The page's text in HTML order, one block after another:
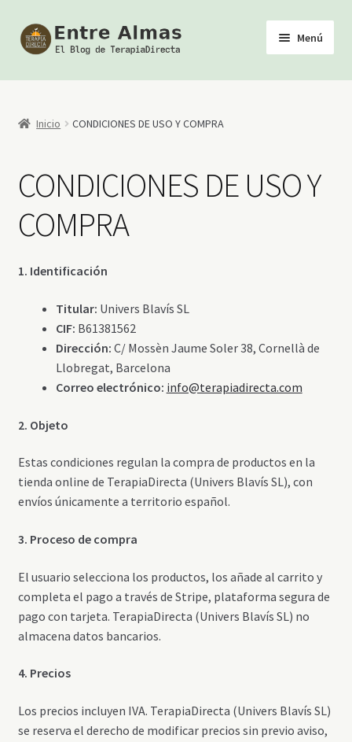
Ir
a
Ir
al
Menú
Inicio
TerapiaDirecta
Inicio CONDICIONES DE USO Y COMPRA
CONDICIONES DE USO Y
COMPRA
1. Identificación
Titular: Univers Blavís SL
CIF: B61381562
Dirección: C/ Mossèn Jaume Soler 38, Cornellà de
Llobregat, Barcelona
Correo electrónico: info@terapiadirecta.com
2. Objeto
Estas condiciones regulan la compra de productos en la
tienda online de TerapiaDirecta (Univers Blavís SL), con
envíos únicamente a territorio español.
3. Proceso de compra
El usuario selecciona los productos, los añade al carrito y
completa el pago a través de Stripe, plataforma segura de
pago con tarjeta. TerapiaDirecta (Univers Blavís SL) no
almacena datos bancarios.
4. Precios
Los precios incluyen IVA. TerapiaDirecta (Univers Blavís SL)
se reserva el derecho de modificar precios sin previo aviso,